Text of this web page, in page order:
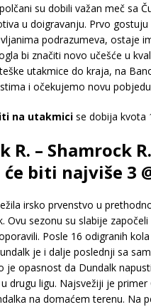
su dobili važan meč sa
u doigravanju. Prvo
podrazumeva, ostaje
bi značiti novo učešće u
utakmice do kraja, na
i očekujemo novu
na utakmici se dobija kvota
R. – Shamrock
biti najviše 3
irsko prvenstvo u
Ovu sezonu su slabije
Posle 16 odigranih
je i dalje poslednji sa
opasnost da Dundalk
drugu ligu. Najsvežiji je
na domaćem terenu. Na